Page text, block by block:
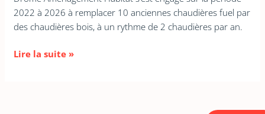
2022 à 2026 à remplacer 10 anciennes chaudières fuel par
des chaudières bois, à un rythme de 2 chaudières par an.
Lire la suite »